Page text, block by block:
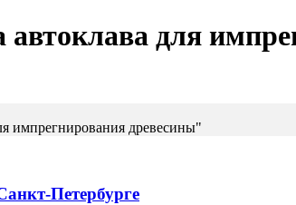
автоклава для
импрегнирования древесины"
Петербурге